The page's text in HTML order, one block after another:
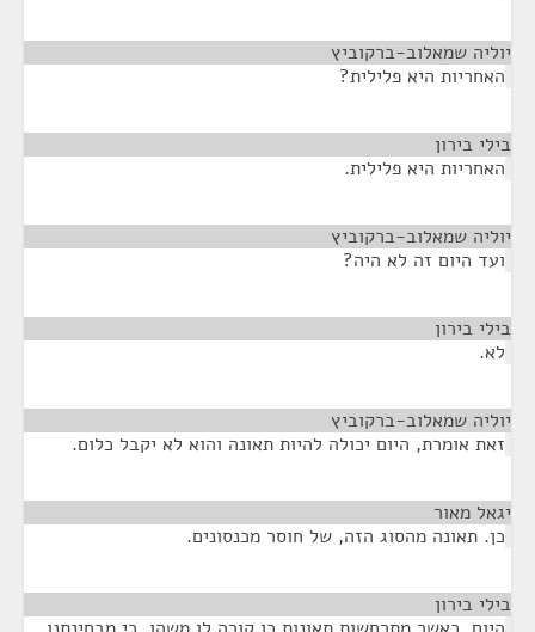
יוליה שמאלוב-ברקוביץ
האחריות היא פלילית?
בילי בירון
האחריות היא פלילית.
יוליה שמאלוב-ברקוביץ
ועד היום זה לא היה?
בילי בירון
לא.
יוליה שמאלוב-ברקוביץ
זאת אומרת, היום יכולה להיות תאונה והוא לא יקבל כלום.
יגאל מאור
כן. תאונה מהסוג הזה, של חוסר מכנסונים.
בילי בירון